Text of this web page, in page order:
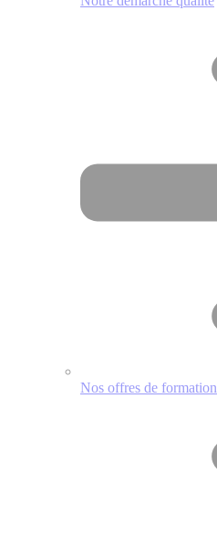
Nos offres de formation